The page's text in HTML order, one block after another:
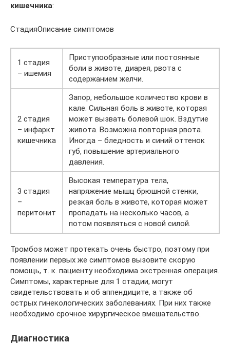
кишечника:
СтадияОписание симптомов
1 стадия
– ишемия
Приступообразные или постоянные
боли в животе, диарея, рвота с
содержанием желчи.
2 стадия
– инфаркт
кишечника
Запор, небольшое количество крови в
кале. Сильная боль в животе, которая
может вызвать болевой шок. Вздутие
живота. Возможна повторная рвота.
Иногда – бледность и синий оттенок
губ, повышение артериального
давления.
3 стадия
–
перитонит
Высокая температура тела,
напряжение мышц брюшной стенки,
резкая боль в животе, которая может
пропадать на несколько часов, а
потом появляться с новой силой.
Тромбоз может протекать очень быстро, поэтому при
появлении первых же симптомов вызовите скорую
помощь, т. к. пациенту необходима экстренная операция.
Симптомы, характерные для 1 стадии, могут
свидетельствовать и об аппендиците, а также об
острых гинекологических заболеваниях. При них также
необходимо срочное хирургическое вмешательство.
Диагностика